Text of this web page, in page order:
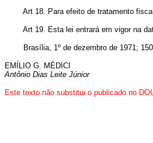
Art 18. Para efeito de tratamento
Art 19. Esta lei entrará em vigor na
Brasília, 1º de dezembro de 1971;
EMÍLIO G. MÉDICI
Antônio Dias Leite Júnior
Este texto não substitui o publicado no